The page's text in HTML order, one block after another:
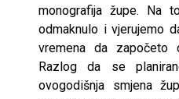
monografija župe. Na
odmaknulo i vjerujemo
vremena da započeto
Razlog da se
ovogodišnja smjena